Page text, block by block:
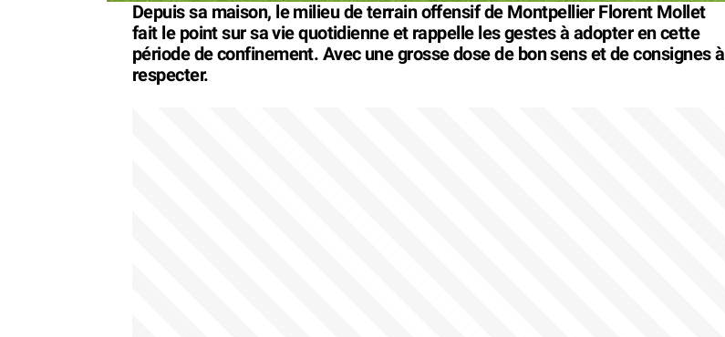
Depuis sa maison, le milieu de terrain offensif de Montpellier Florent Mollet
fait le point sur sa vie quotidienne et rappelle les gestes à adopter en cette
période de confinement. Avec une grosse dose de bon sens et de consignes à
respecter.